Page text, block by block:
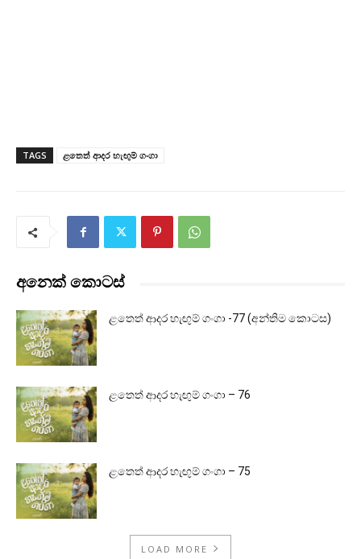
TAGS ළතෙත් ආදර හැඟුම් ගංගා
අනෙක් කොටස්
ළතෙත් ආදර හැඟුම් ගංගා -77 (අන්තිම කොටස)
ළතෙත් ආදර හැඟුම් ගංගා – 76
ළතෙත් ආදර හැඟුම් ගංගා – 75
LOAD MORE